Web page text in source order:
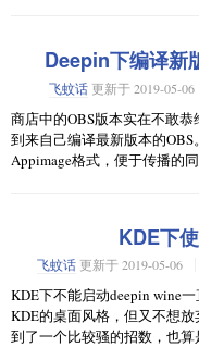
Deepin下编译新
飞蚊话更新于2019-05-06
商店中的OBS版本实在不敢
到来自己编译最新版本的
Appimage格式，便于传播的
KDE下
飞蚊话更新于2019-05-06
KDE下不能启动deepin wine
KDE的桌面风格，但又不想
到了一个比较骚的招数，也算